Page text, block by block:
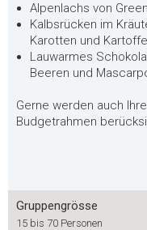
Alpenlachs von
Kalbsrücken im
Karotten und
Lauwarmes
Beeren und
Gerne werden auch
Budgetrahmen
Gruppengrösse
15 bis 70 Personen